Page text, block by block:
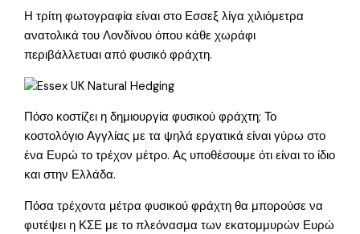
Η τρίτη φωτογραφία είναι στο Εσσεξ λίγα χιλιόμετρα
ανατολικά του Λονδίνου όπου κάθε χωράφι
περιβάλλετυαι από φυσικό φράχτη.
Πόσο κοστίζει η δημιουργία φυσικού φράχτη; Το
κοστολόγιο Αγγλίας με τα ψηλά εργατικά είναι γύρω στο
ένα Ευρώ το τρέχον μέτρο. Ας υποθέσουμε ότι είναι το ίδιο
και στην Ελλάδα.
Πόσα τρέχοντα μέτρα φυσικού φράχτη θα μπορούσε να
φυτέψει η ΚΣΕ με το πλεόνασμα των εκατομμυρών Ευρώ